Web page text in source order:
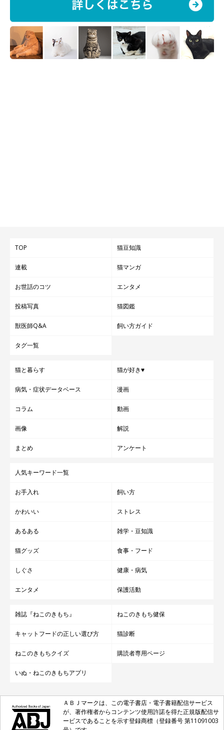
TOP 猫豆知識
連載 猫マンガ
お世話のコツ エンタメ
投稿写真 猫図鑑
獣医師Q&A 飼い方ガイド
タグ一覧
猫と暮らす 猫が好き♥
病気・症状データベース 漫画
コラム 動画
画像 解説
まとめ アンケート
人気キーワード一覧
お手入れ 飼い方
かわいい ストレス
あるある 雑学・豆知識
猫グッズ 食事・フード
しぐさ 健康・病気
エンタメ 保護活動
雑誌『ねこのきもち』 ねこのきもち健保
キャットフードの正しい選び方 猫診断
ねこのきもちクイズ 購読者専用ページ
いぬ・ねこのきもちアプリ
ＡＢＪマークは、この電子書店・電子書籍配信サービス
が、著作権者からコンテンツ使用許諾を得た正規版配信サ
ービスであることを示す登録商標（登録番号 第11091003